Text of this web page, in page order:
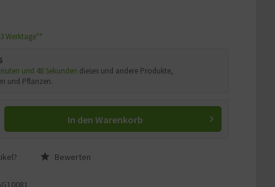
Werktage**
und 47 Sekunden dieses und andere Produkte,
und Pflanzen.
In den Warenkorb
Bewerten